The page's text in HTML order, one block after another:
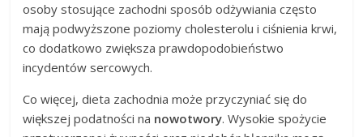
osoby stosujące zachodni sposób odżywiania często
mają podwyższone poziomy cholesterolu i ciśnienia krwi,
co dodatkowo zwiększa prawdopodobieństwo
incydentów sercowych.
Co więcej, dieta zachodnia może przyczyniać się do
większej podatności na nowotwory. Wysokie spożycie